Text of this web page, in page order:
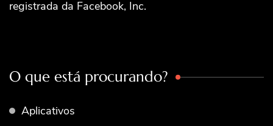
registrada da Facebook, Inc.
O que está procurando?
Aplicativos